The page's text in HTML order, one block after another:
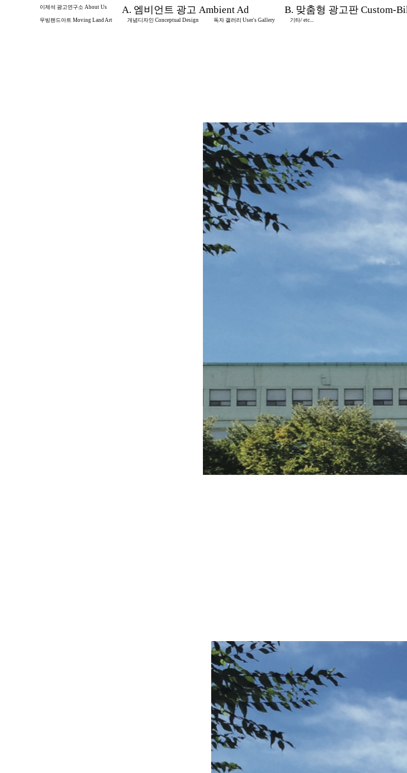
이제석 광고연구소 About Us A. 엠비언트 광고 Ambient Ad B. 맞춤형 광고판 Custom-
무빙랜드아트 Moving Land Art
개념디자인 Conceptual Design 독자 갤러리 User's Gallery 기타/ etc...